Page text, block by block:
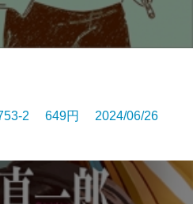
2 649円 2024/06/26